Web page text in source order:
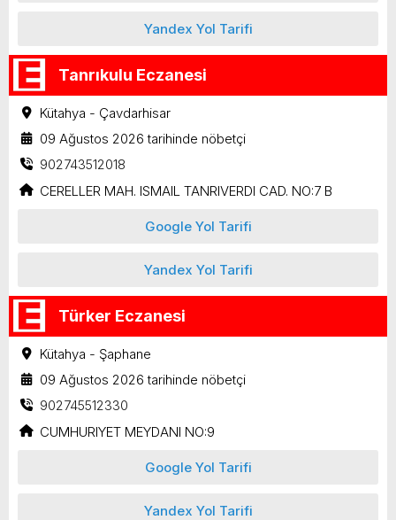
Yandex Yol Tarifi
Tanrıkulu Eczanesi
Kütahya - Çavdarhisar
09 Ağustos 2026 tarihinde nöbetçi
902743512018
CERELLER MAH. ISMAIL TANRIVERDI CAD. NO:7 B
Google Yol Tarifi
Yandex Yol Tarifi
Türker Eczanesi
Kütahya - Şaphane
09 Ağustos 2026 tarihinde nöbetçi
902745512330
CUMHURIYET MEYDANI NO:9
Google Yol Tarifi
Yandex Yol Tarifi